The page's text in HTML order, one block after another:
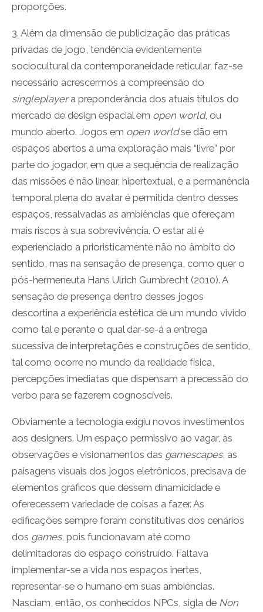
proporções.
3. Além da dimensão de publicização das práticas
privadas de jogo, tendência evidentemente
sociocultural da contemporaneidade reticular, faz-se
necessário acrescermos à compreensão do
singleplayera preponderância dos atuais títulos do
mercado de design espacial em open world, ou
mundo aberto. Jogos em open worldse dão em
espaços abertos a uma exploração mais “livre” por
parte do jogador, em que a sequência de realização
das missões é não linear, hipertextual, e a permanência
temporal plena do avatar é permitida dentro desses
espaços, ressalvadas as ambiências que ofereçam
mais riscos à sua sobrevivência. O estar ali é
experienciado a prioristicamente não no âmbito do
sentido, mas na sensação de presença, como quer o
pós-hermeneuta Hans Ulrich Gumbrecht (2010). A
sensação de presença dentro desses jogos
descortina a experiência estética de um mundo vivido
como tal e perante o qual dar-se-á a entrega
sucessiva de interpretações e construções de sentido,
tal como ocorre no mundo da realidade física,
percepções imediatas que dispensam a precessão do
verbo para se fazerem cognoscíveis.
Obviamente a tecnologia exigiu novos investimentos
aos designers. Um espaço permissivo ao vagar, às
observações e visionamentos das gamescapes, as
paisagens visuais dos jogos eletrônicos, precisava de
elementos gráficos que dessem dinamicidade e
oferecessem variedade de coisas a fazer. As
edificações sempre foram constitutivas dos cenários
dos games, pois funcionavam até como
delimitadoras do espaço construído. Faltava
implementar-se a vida nos espaços inertes,
representar-se o humano em suas ambiências.
Nasciam, então, os conhecidos NPCs, sigla de Non